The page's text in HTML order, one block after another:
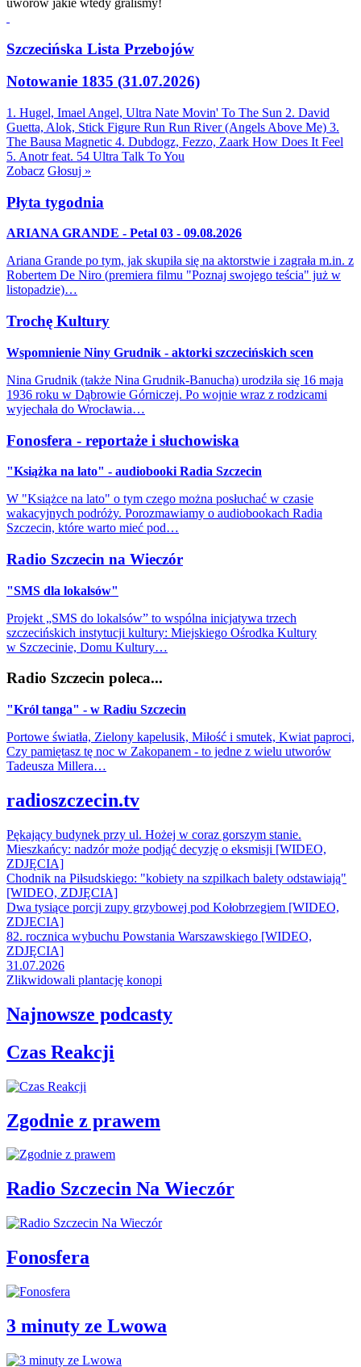
Szczecińska Lista Przebojów
Notowanie 1835 (31.07.2026)
1. Hugel, Imael Angel, Ultra Nate Movin' To The Sun 2. David
Guetta, Alok, Stick Figure Run Run River (Angels Above Me) 3.
The Bausa Magnetic 4. Dubdogz, Fezzo, Zaark How Does It Feel
5. Anotr feat. 54 Ultra Talk To You
Zobacz Głosuj »
Płyta tygodnia
ARIANA GRANDE - Petal 03 - 09.08.2026
Ariana Grande po tym, jak skupiła się na aktorstwie i zagrała m.in. z
Robertem De Niro (premiera filmu "Poznaj swojego teścia" już w
listopadzie)…
Trochę Kultury
Wspomnienie Niny Grudnik - aktorki szczecińskich scen
Nina Grudnik (także Nina Grudnik-Banucha) urodziła się 16 maja
1936 roku w Dąbrowie Górniczej. Po wojnie wraz z rodzicami
wyjechała do Wrocławia…
Fonosfera - reportaże i słuchowiska
"Książka na lato" - audiobooki Radia Szczecin
W "Książce na lato" o tym czego można posłuchać w czasie
wakacyjnych podróży. Porozmawiamy o audiobookach Radia
Szczecin, które warto mieć pod…
Radio Szczecin na Wieczór
"SMS dla lokalsów"
Projekt „SMS do lokalsów” to wspólna inicjatywa trzech
szczecińskich instytucji kultury: Miejskiego Ośrodka Kultury
w Szczecinie, Domu Kultury…
Radio Szczecin poleca...
"Król tanga" - w Radiu Szczecin
Portowe światła, Zielony kapelusik, Miłość i smutek, Kwiat paproci,
Czy pamiętasz tę noc w Zakopanem - to jedne z wielu utworów
Tadeusza Millera…
radioszczecin.tv
Pękający budynek przy ul. Hożej w coraz gorszym stanie.
Mieszkańcy: nadzór może podjąć decyzję o eksmisji [WIDEO,
ZDJĘCIA]
Chodnik na Piłsudskiego: "kobiety na szpilkach balety odstawiają"
[WIDEO, ZDJĘCIA]
Dwa tysiące porcji zupy grzybowej pod Kołobrzegiem [WIDEO,
ZDJECIA]
82. rocznica wybuchu Powstania Warszawskiego [WIDEO,
ZDJĘCIA]
31.07.2026
Zlikwidowali plantację konopi
Najnowsze podcasty
Czas Reakcji
Zgodnie z prawem
Radio Szczecin Na Wieczór
Fonosfera
3 minuty ze Lwowa